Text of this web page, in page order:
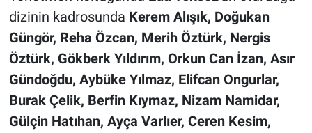
dizinin kadrosunda Kerem Alışık, Doğukan
Güngör, Reha Özcan, Merih Öztürk, Nergis
Öztürk, Gökberk Yıldırım, Orkun Can İzan, Asır
Gündoğdu, Aybüke Yılmaz, Elifcan Ongurlar,
Burak Çelik, Berfin Kıymaz, Nizam Namidar,
Gülçin Hatıhan, Ayça Varlıer, Ceren Kesim,